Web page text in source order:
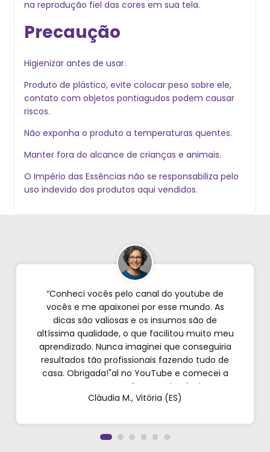
na reprodução fiel das cores em sua tela.
Precaução
Higienizar antes de usar.
Produto de plástico, evite colocar peso sobre ele,
contato com objetos pontiagudos podem causar
riscos.
Não exponha o produto a temperaturas quentes.
Manter fora do alcance de crianças e animais.
O Império das Essências não se responsabiliza pelo
uso indevido dos produtos aqui vendidos.
“Conheci vocês pelo canal do youtube de
vocês e me apaixonei por esse mundo. As
dicas são valiosas e os insumos são de
altíssima qualidade, o que facilitou muito meu
aprendizado. Nunca imaginei que conseguiria
resultados tão profissionais fazendo tudo de
casa. Obrigada!"al no YouTube e comecei a
testar em casa. As dicas são incríveis e os
produtos são exatamente como mostram nos
perfumes!”
Cláudia M., Vitória (ES)